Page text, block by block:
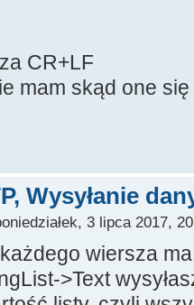
CR+LF
mam skąd one
Wysyłanie
3 lipca 2017,
wiersza
>Text